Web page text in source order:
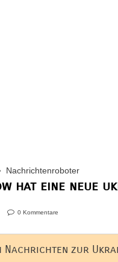
Nachrichtenroboter
hat eine neue
0 Kommentare
Nachrichten zur